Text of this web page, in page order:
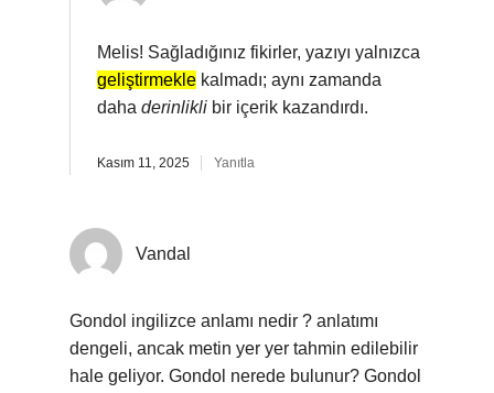
Melis! Sağladığınız fikirler, yazıyı yalnızca
geliştirmekle kalmadı; aynı zamanda
daha derinlikli bir içerik kazandırdı.
Kasım 11, 2025 Yanıtla
Vandal
Gondol ingilizce anlamı nedir ? anlatımı
dengeli, ancak metin yer yer tahmin edilebilir
hale geliyor. Gondol nerede bulunur? Gondol